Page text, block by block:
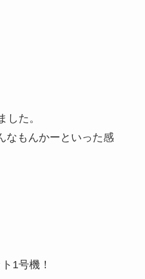
した。
なもんかーといった感
1号機！